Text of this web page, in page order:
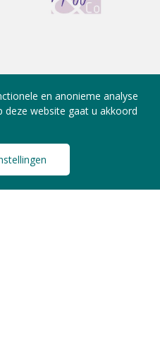
en anonieme analyse
website gaat u akkoord